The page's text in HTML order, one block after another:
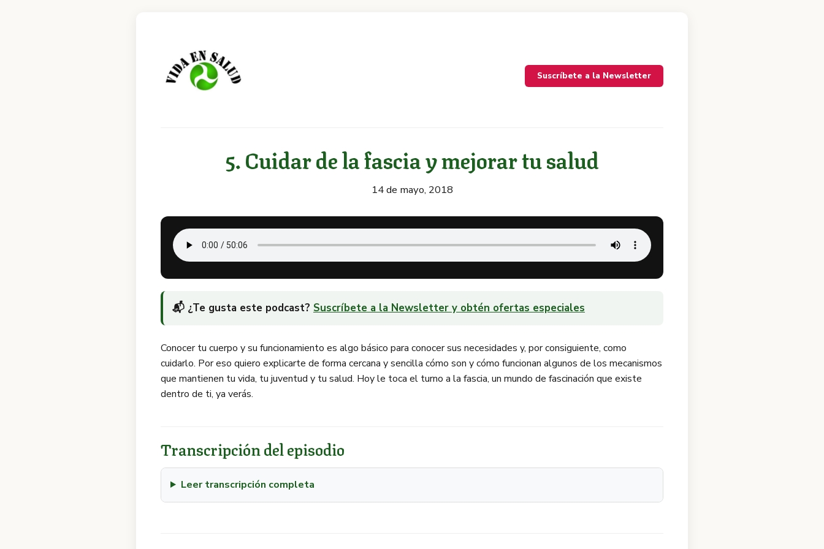
Suscríbete a la Newsletter
5. Cuidar de la fascia y mejorar tu salud
14 de mayo, 2018
📬 ¿Te gusta este podcast? Suscríbete a la Newsletter y obtén ofertas especiales
Conocer tu cuerpo y su funcionamiento es algo básico para conocer sus necesidades y, por consiguiente, como
cuidarlo. Por eso quiero explicarte de forma cercana y sencilla cómo son y cómo funcionan algunos de los mecanismos
que mantienen tu vida, tu juventud y tu salud. Hoy le toca el turno a la fascia, un mundo de fascinación que existe
dentro de ti, ya verás.
Transcripción del episodio
Leer transcripción completa